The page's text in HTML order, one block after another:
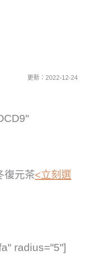
更新：2022-12-24
復元茶<立刻選
radius="5"]